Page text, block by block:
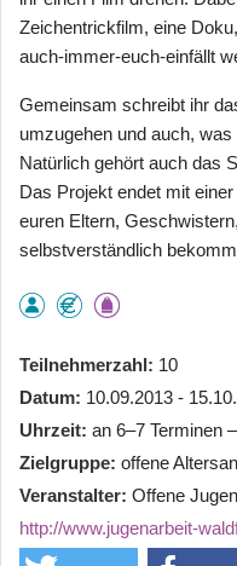
Zeichentrickfilm, eine
auch-immer-euch-einfällt
Gemeinsam schreibt ihr
umzugehen und auch,
Natürlich gehört auch das
Das Projekt endet mit
euren Eltern,
selbstverständlich
Teilnehmerzahl
10
Datum 10.09.2013 -
Uhrzeit an 6–7 Terminen
Zielgruppe offene
Veranstalter Offene
http://www.jugenarbeit-